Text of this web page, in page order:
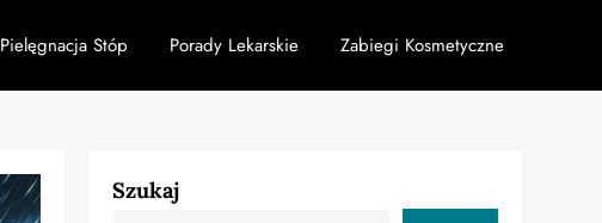
Pielęgnacja Stóp Porady Lekarskie Zabiegi Kosmetyczne
Szukaj